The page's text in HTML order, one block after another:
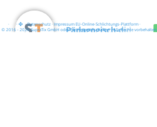
Pädagogisch-did…
· · ·Datenschutz·Impressum EU-Online-Schlichtungs-Plattform·
© 2016 - 2026 SupraTix GmbH oder Partnergesellschaften - Alle Rechte vorbehalten.